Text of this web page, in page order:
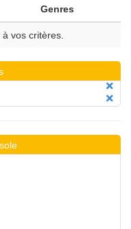
Genres
vos critères.